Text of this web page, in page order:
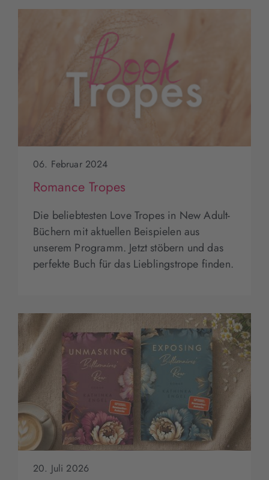
06. Februar 2024
Romance Tropes
Die beliebtesten Love Tropes in New Adult-
Büchern mit aktuellen Beispielen aus
unserem Programm. Jetzt stöbern und das
perfekte Buch für das Lieblingstrope finden.
20. Juli 2026